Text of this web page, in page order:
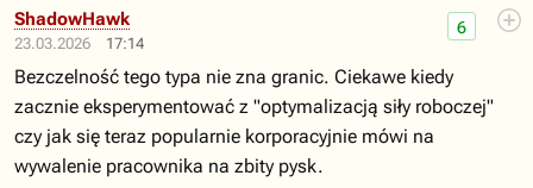
23.03.2026 17:14
6
ShadowHawk
Bezczelność tego typa nie zna granic. Ciekawe kiedy
zacznie eksperymentować z "optymalizacją siły roboczej"
czy jak się teraz popularnie korporacyjnie mówi na
wywalenie pracownika na zbity pysk.